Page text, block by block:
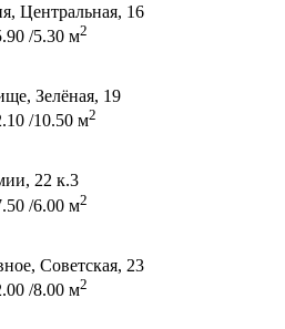
Центральная, 16
/5.30 м2
Зелёная, 19
/10.50 м2
22 к.3
/6.00 м2
Советская, 23
/8.00 м2